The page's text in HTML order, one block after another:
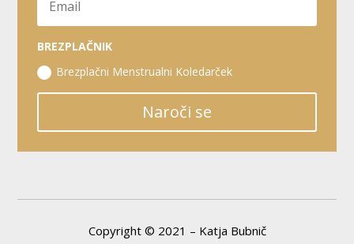
BREZPLAČNIK
Brezplačni Menstrualni Koledarček
Naroči se
Copyright © 2021 – Katja Bubnič